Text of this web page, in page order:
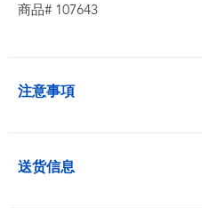
商品# 107643
注意事項
送货信息